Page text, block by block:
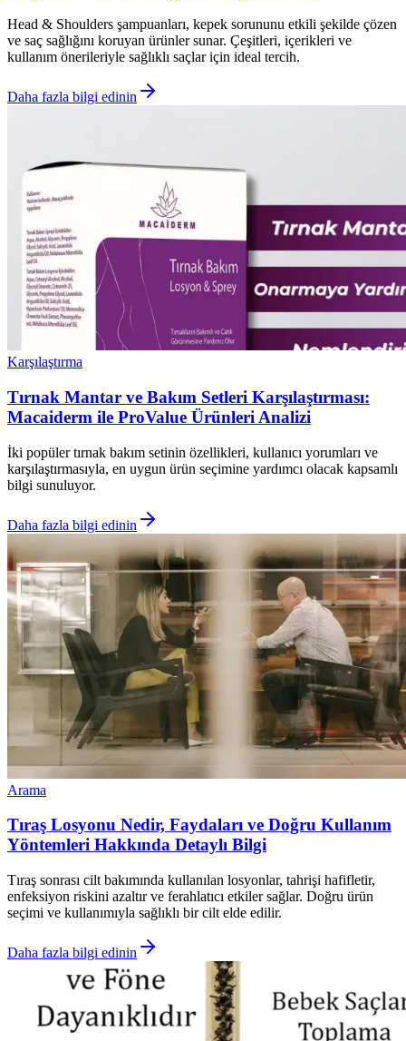
Head & Shoulders şampuanları, kepek sorununu etkili şekilde çözen
ve saç sağlığını koruyan ürünler sunar. Çeşitleri, içerikleri ve
kullanım önerileriyle sağlıklı saçlar için ideal tercih.
Daha fazla bilgi edinin
Karşılaştırma
Tırnak Mantar ve Bakım Setleri Karşılaştırması:
Macaiderm ile ProValue Ürünleri Analizi
İki popüler tırnak bakım setinin özellikleri, kullanıcı yorumları ve
karşılaştırmasıyla, en uygun ürün seçimine yardımcı olacak kapsamlı
bilgi sunuluyor.
Daha fazla bilgi edinin
Arama
Tıraş Losyonu Nedir, Faydaları ve Doğru Kullanım
Yöntemleri Hakkında Detaylı Bilgi
Tıraş sonrası cilt bakımında kullanılan losyonlar, tahrişi hafifletir,
enfeksiyon riskini azaltır ve ferahlatıcı etkiler sağlar. Doğru ürün
seçimi ve kullanımıyla sağlıklı bir cilt elde edilir.
Daha fazla bilgi edinin